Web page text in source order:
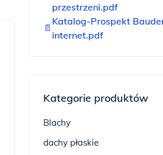
przestrzeni.pdf
📄
Katalog-Prospekt
internet.pdf
Kategorie produktów
Blachy
dachy płaskie